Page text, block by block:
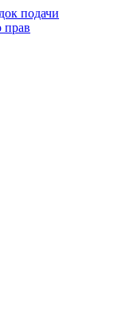
подачи
прав